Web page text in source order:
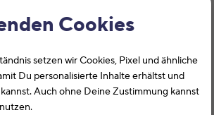
Cookies
setzen wir Cookies, Pixel und ähnliche
Du personalisierte Inhalte erhältst und
Auch ohne Deine Zustimmung kannst
oder
scheinbar nicht